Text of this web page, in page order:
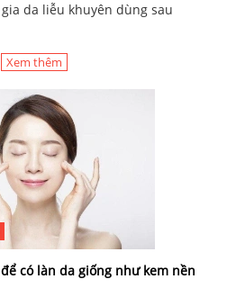
da liễu khuyên dùng sau
Xem thêm
có làn da giống như kem nền